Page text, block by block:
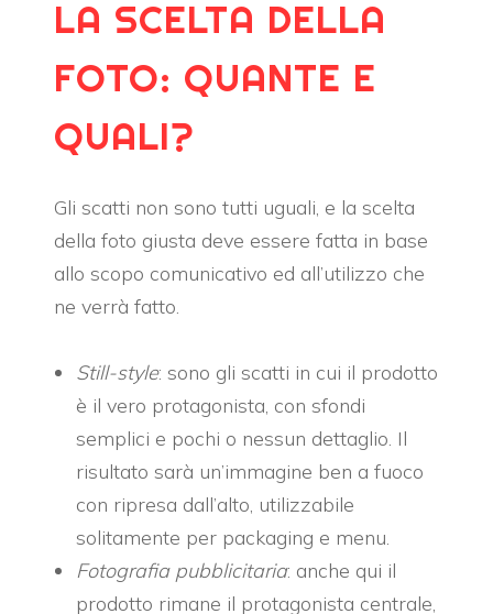
LA SCELTA DELLA
FOTO: QUANTE E
QUALI?
Gli scatti non sono tutti uguali, e la scelta
della foto giusta deve essere fatta in base
allo scopo comunicativo ed all’utilizzo che
ne verrà fatto.
Still-style: sono gli scatti in cui il prodotto
è il vero protagonista, con sfondi
semplici e pochi o nessun dettaglio. Il
risultato sarà un’immagine ben a fuoco
con ripresa dall’alto, utilizzabile
solitamente per packaging e menu.
Fotografia pubblicitaria: anche qui il
prodotto rimane il protagonista centrale,